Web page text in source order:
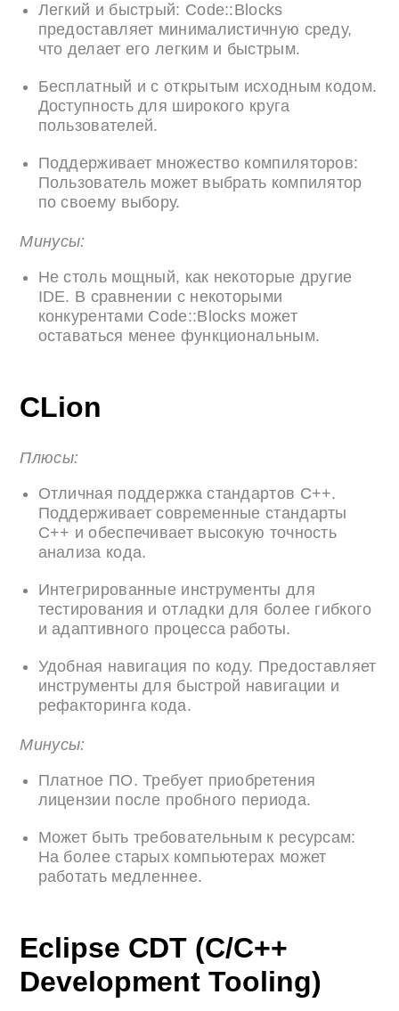
Легкий и быстрый: Code::Blocks
предоставляет минималистичную среду,
что делает его легким и быстрым.
Бесплатный и с открытым исходным кодом.
Доступность для широкого круга
пользователей.
Поддерживает множество компиляторов:
Пользователь может выбрать компилятор
по своему выбору.
Минусы:
Не столь мощный, как некоторые другие
IDE. В сравнении с некоторыми
конкурентами Code::Blocks может
оставаться менее функциональным.
CLion
Плюсы:
Отличная поддержка стандартов C++.
Поддерживает современные стандарты
C++ и обеспечивает высокую точность
анализа кода.
Интегрированные инструменты для
тестирования и отладки для более гибкого
и адаптивного процесса работы.
Удобная навигация по коду. Предоставляет
инструменты для быстрой навигации и
рефакторинга кода.
Минусы:
Платное ПО. Требует приобретения
лицензии после пробного периода.
Может быть требовательным к ресурсам:
На более старых компьютерах может
работать медленнее.
Eclipse CDT (C/C++
Development Tooling)